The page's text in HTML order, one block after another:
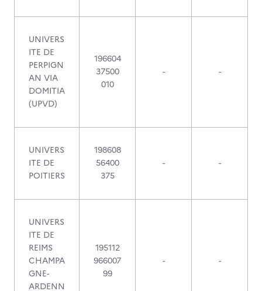
UNIVERS
ITE DE
PERPIGN
AN VIA
DOMITIA
(UPVD)
196604
37500
010
- -
UNIVERS
ITE DE
POITIERS
198608
56400
375
- -
UNIVERS
ITE DE
REIMS
CHAMPA
GNE-
ARDENN
195112
966007
99
- -